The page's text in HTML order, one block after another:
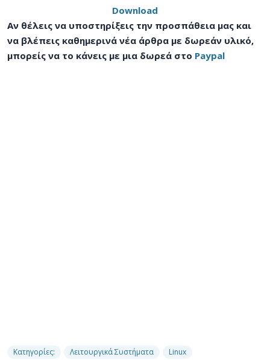
Download
Αν θέλεις να υποστηρίξεις την προσπάθεια μας και
να βλέπεις καθημερινά νέα άρθρα με δωρεάν υλικό,
μπορείς να το κάνεις με μια δωρεά στο Paypal
Κατηγορίες: Λειτουργικά Συστήματα Linux